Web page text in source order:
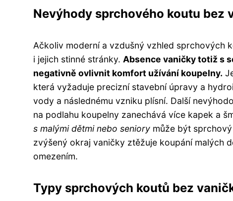
Nevýhody sprchového koutu bez
Ačkoliv moderní a vzdušný vzhled sprchových
i jejich stinné stránky. Absence vaničky totiž s
negativně ovlivnit komfort užívání koupelny.
která vyžaduje precizní stavební úpravy a
vody a následnému vzniku plísní. Další
na podlahu koupelny zanechává více kapek a
s malými dětmi nebo seniory může být
zvýšený okraj vaničky ztěžuje koupání malých
omezením.
Typy sprchových koutů bez